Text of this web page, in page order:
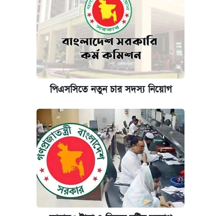
পিএসসিতে নতুন চার সদস্য নিয়োগ